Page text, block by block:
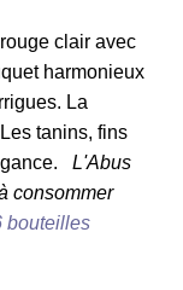
clair avec
harmonieux
La
tanins, fins
L'Abus
consommer
bouteilles